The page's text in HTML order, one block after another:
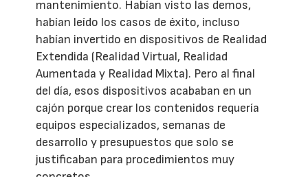
mantenimiento. Habían visto las demos,
habían leído los casos de éxito, incluso
habían invertido en dispositivos de Realidad
Extendida (Realidad Virtual, Realidad
Aumentada y Realidad Mixta). Pero al final
del día, esos dispositivos acababan en un
cajón porque crear los contenidos requería
equipos especializados, semanas de
desarrollo y presupuestos que solo se
justificaban para procedimientos muy